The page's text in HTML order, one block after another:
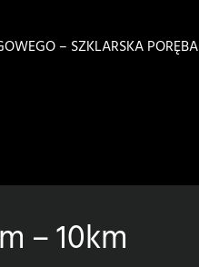
– SZKLARSKA PORĘBA
– 10km